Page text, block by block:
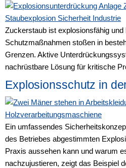
Zuckerstaub ist explosionsfähig
Schutzmaßnahmen stoßen in
Grenzen. Aktive
nachrüstbare Lösung für kritische
Explosionsschutz in
Ein umfassendes
des Betriebes abgestimmten
Praxis aussehen kann und warum
nachzujustieren, zeigt das Beispiel